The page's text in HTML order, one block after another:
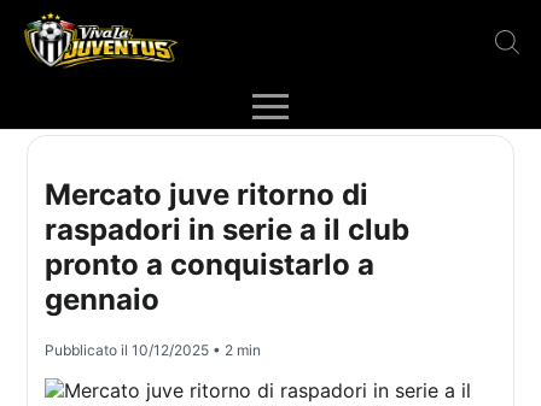
Mercato juve ritorno di
raspadori in serie a il club
pronto a conquistarlo a
gennaio
Pubblicato il10/12/2025 • 2 min